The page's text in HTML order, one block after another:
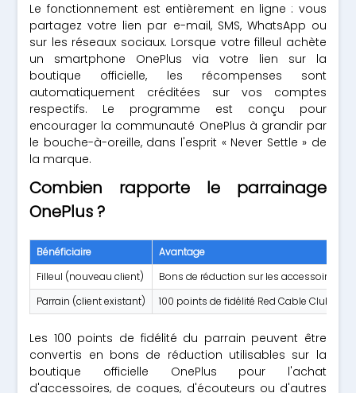
Le fonctionnement est entièrement en ligne : vous
partagez votre lien par e-mail, SMS, WhatsApp ou
sur les réseaux sociaux. Lorsque votre filleul achète
un smartphone OnePlus via votre lien sur la
boutique officielle, les récompenses sont
automatiquement créditées sur vos comptes
respectifs. Le programme est conçu pour
encourager la communauté OnePlus à grandir par
le bouche-à-oreille, dans l'esprit « Never Settle » de
la marque.
Combien rapporte le parrainage
OnePlus ?
Bénéficiaire
Avantage
Filleul (nouveau client)
Bons de réduction sur les accessoires
Parrain (client existant)
100 points de fidélité Red Cable Club
Les 100 points de fidélité du parrain peuvent être
convertis en bons de réduction utilisables sur la
boutique officielle OnePlus pour l'achat
d'accessoires, de coques, d'écouteurs ou d'autres